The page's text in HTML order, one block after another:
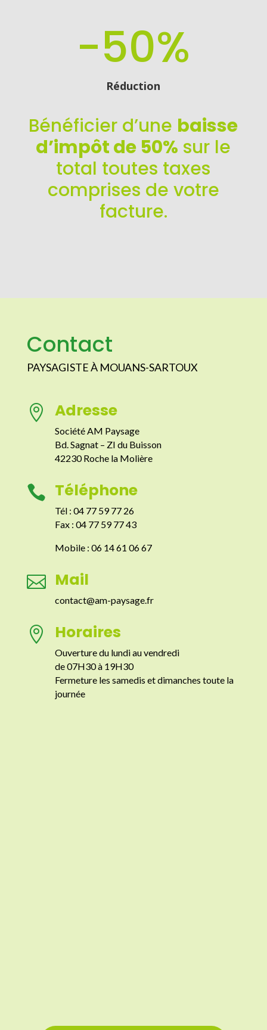
-50%
Réduction
Bénéficier d’une baisse
d’impôt de 50% sur le
total toutes taxes
comprises de votre
facture.
Contact
PAYSAGISTE À MOUANS-SARTOUX
 Adresse
Société AM Paysage
Bd. Sagnat – ZI du Buisson
42230 Roche la Molière
 Téléphone
Tél : 04 77 59 77 26
Fax : 04 77 59 77 43
Mobile : 06 14 61 06 67
 Mail
contact@am-paysage.fr
 Horaires
Ouverture du lundi au vendredi
de 07H30 à 19H30
Fermeture les samedis et dimanches toute la
journée